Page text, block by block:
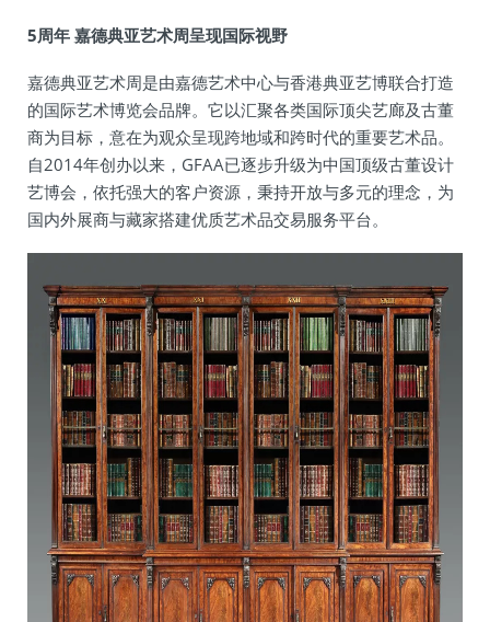
5周年 嘉德典亚艺术周呈现国际视野
嘉德典亚艺术周是由嘉德艺术中心与香港典亚艺博联合打造
的国际艺术博览会品牌。它以汇聚各类国际顶尖艺廊及古董
商为目标，意在为观众呈现跨地域和跨时代的重要艺术品。
自2014年创办以来，GFAA已逐步升级为中国顶级古董设计
艺博会，依托强大的客户资源，秉持开放与多元的理念，为
国内外展商与藏家搭建优质艺术品交易服务平台。